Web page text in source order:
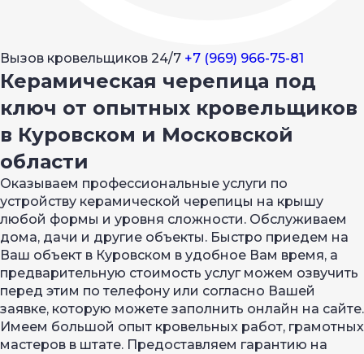
Вызов кровельщиков 24/7 +7 (969) 966-75-81
Керамическая черепица под
ключ от опытных кровельщиков
в Куровском и Московской
области
Оказываем профессиональные услуги по
устройству керамической черепицы на крышу
любой формы и уровня сложности. Обслуживаем
дома, дачи и другие объекты. Быстро приедем на
Ваш объект в Куровском в удобное Вам время, а
предварительную стоимость услуг можем озвучить
перед этим по телефону или согласно Вашей
заявке, которую можете заполнить онлайн на сайте.
Имеем большой опыт кровельных работ, грамотных
мастеров в штате. Предоставляем гарантию на